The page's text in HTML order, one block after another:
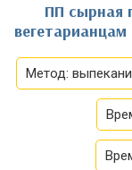
ПП сырная
Метод: